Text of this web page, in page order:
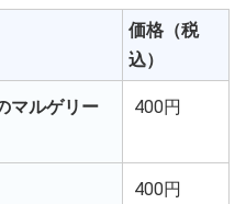
価格（税
込）
マルゲリー
400円
400円